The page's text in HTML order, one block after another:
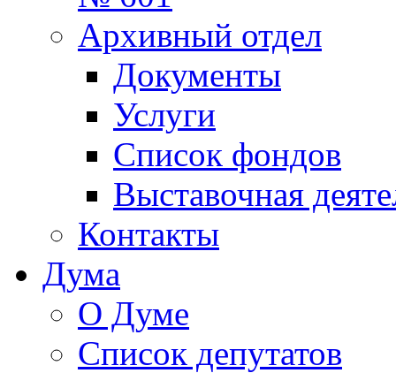
Архивный отдел
Документы
Услуги
Список фондов
Выставочная
Контакты
Дума
О Думе
Список депутатов